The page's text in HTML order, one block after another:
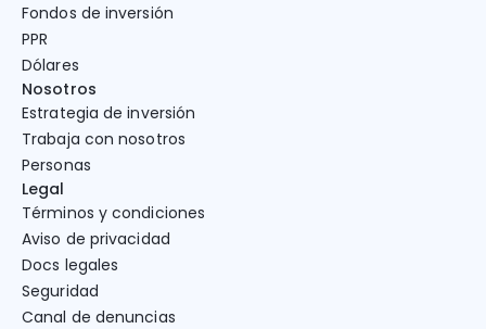
Fondos de inversión
PPR
Dólares
Nosotros
Estrategia de inversión
Trabaja con nosotros
Personas
Legal
Términos y condiciones
Aviso de privacidad
Docs legales
Seguridad
Canal de denuncias